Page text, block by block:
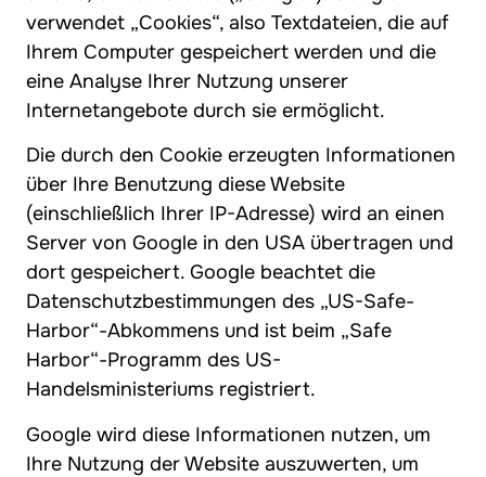
verwendet „Cookies“, also Textdateien, die auf
Ihrem Computer gespeichert werden und die
eine Analyse Ihrer Nutzung unserer
Internetangebote durch sie ermöglicht.
Die durch den Cookie erzeugten Informationen
über Ihre Benutzung diese Website
(einschließlich Ihrer IP-Adresse) wird an einen
Server von Google in den USA übertragen und
dort gespeichert. Google beachtet die
Datenschutzbestimmungen des „US-Safe-
Harbor“-Abkommens und ist beim „Safe
Harbor“-Programm des US-
Handelsministeriums registriert.
Google wird diese Informationen nutzen, um
Ihre Nutzung der Website auszuwerten, um